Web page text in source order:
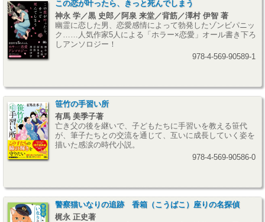
この恋が叶ったら、きっと死んでしまう
神永 学／黒 史郎／阿泉 来堂／背筋／澤村 伊智 著
幽霊に恋した男、恋愛感情によって勃発したゾンビパニッ
ク……人気作家5人による「ホラー×恋愛」オール書き下ろ
しアンソロジー！
978-4-569-90589-1
笹竹の手習い所
有馬 美季子著
亡き父の後を継いで、子どもたちに手習いを教える笹代
が、筆子たちとの交流を通じて、互いに成長していく姿を
描いた感涙の時代小説。
978-4-569-90586-0
警察猫いなりの追跡 香箱（こうばこ）座りの名探偵
梶永 正史著